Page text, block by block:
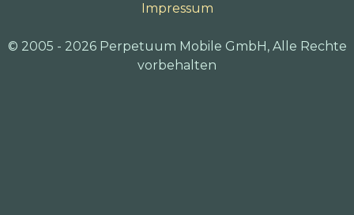
Impressum
© 2005 - 2026 Perpetuum Mobile GmbH, Alle Rechte
vorbehalten